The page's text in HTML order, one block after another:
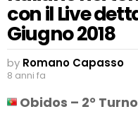
con il Live
Giugno 2018
by Romano Capasso
8 anni fa
Obidos – 2° Turno